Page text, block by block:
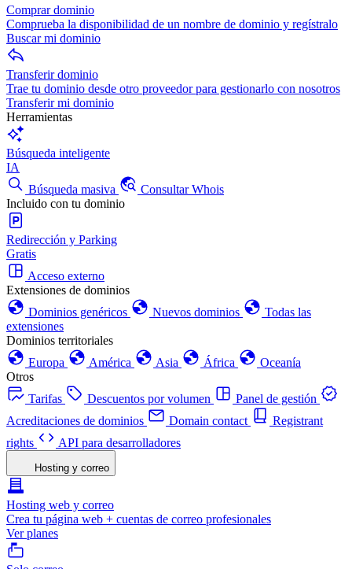
Comprar dominio
Comprueba la disponibilidad de un nombre de dominio y regístralo
Buscar mi dominio
Transferir dominio
Trae tu dominio desde otro proveedor para gestionarlo con nosotros
Transferir mi dominio
Herramientas
Búsqueda inteligente
IA
Búsqueda masiva
Consultar Whois
Incluido con tu dominio
Redirección y Parking
Gratis
Acceso externo
Extensiones de dominios
Dominios genéricos
Nuevos dominios
Todas las
extensiones
Dominios territoriales
Europa
América Asia África
Oceanía
Otros
Tarifas
Descuentos por volumen
Panel de gestión
Acreditaciones de dominios
Domain contact
Registrant
rights
API para desarrolladores
Hosting y correo
Hosting web y correo
Crea tu página web + cuentas de correo profesionales
Ver planes